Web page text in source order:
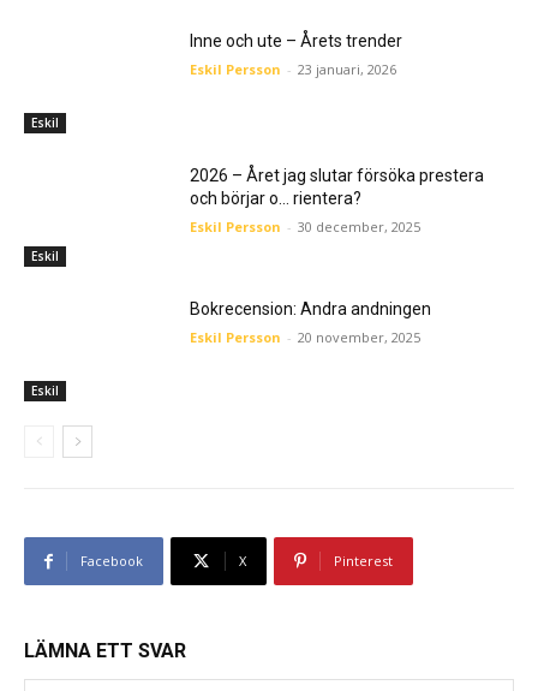
Eskil
Inne och ute – Årets trender
Eskil Persson - 23 januari, 2026
Eskil
2026 – Året jag slutar försöka prestera
och börjar o… rientera?
Eskil Persson - 30 december, 2025
Eskil
Bokrecension: Andra andningen
Eskil Persson - 20 november, 2025
Facebook X Pinterest
LÄMNA ETT SVAR